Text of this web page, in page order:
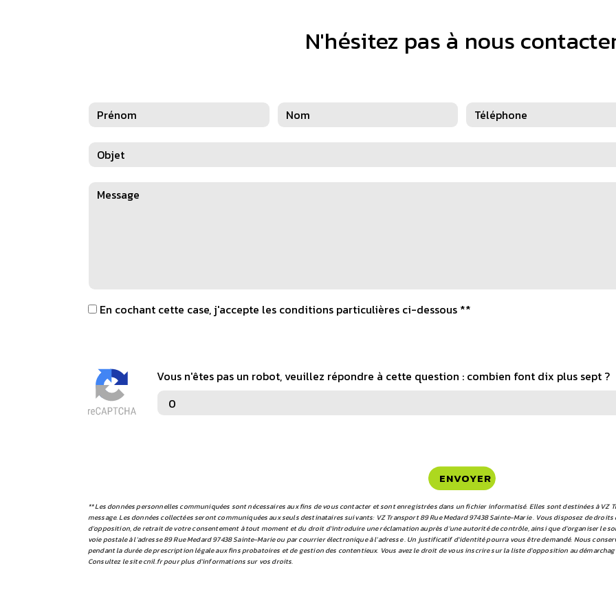
N'hésitez pas à nous
En cochant cette case, j'accepte les conditions particulières ci-dessous **
Vous n'êtes pas un robot, veuillez répondre à cette question : combien font dix plus sept ?
ENVOYER
** Les données personnelles communiquées sont nécessaires aux fins de vous contacter et sont enregistrées dans un fichier informatisé. Elles sont destinées à
message. Les données collectées seront communiquées aux seuls destinataires suivants: VZ Transport 89 Rue Medard 97438 Sainte-Marie . Vous disposez de
d’opposition, de retrait de votre consentement à tout moment et du droit d’introduire une réclamation auprès d’une autorité de contrôle, ainsi que d’organiser le
voie postale à l'adresse 89 Rue Medard 97438 Sainte-Marie ou par courrier électronique à l'adresse . Un justificatif d'identité pourra vous être demandé. Nous
pendant la durée de prescription légale aux fins probatoires et de gestion des contentieux. Vous avez le droit de vous inscrire sur la liste d'opposition au
Consultez le site cnil.fr pour plus d’informations sur vos droits.